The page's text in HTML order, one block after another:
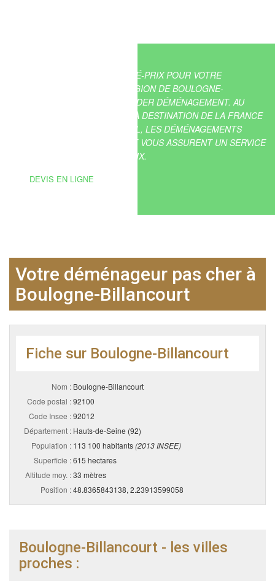
LA MEILLEURE OFFRE QUALITÉ-PRIX POUR VOTRE
DÉMÉNAGEMENT DANS LA RÉGION DE BOULOGNE-
BILLANCOURT, C’EST TRANSLIDER DÉMÉNAGEMENT. AU
CŒUR DE VOTRE COMMUNE, À DESTINATION DE LA FRANCE
OU MÊME DE L’INTERNATIONAL, LES DÉMÉNAGEMENTS
TRANSLIDER DÉMÉNAGEMENT VOUS ASSURENT UN SERVICE
PROFESSIONNEL À PETITS PRIX.
DEVIS EN LIGNE
Votre déménageur pas cher à
Boulogne-Billancourt
Fiche sur Boulogne-Billancourt
Nom : Boulogne-Billancourt
Code postal :92100
Code Insee :92012
Département : Hauts-de-Seine (92)
Population : 113 100 habitants(2013 INSEE)
Superficie :615 hectares
Altitude moy. :33 mètres
Position :48.8365843138, 2.23913599058
Boulogne-Billancourt - les villes
proches :